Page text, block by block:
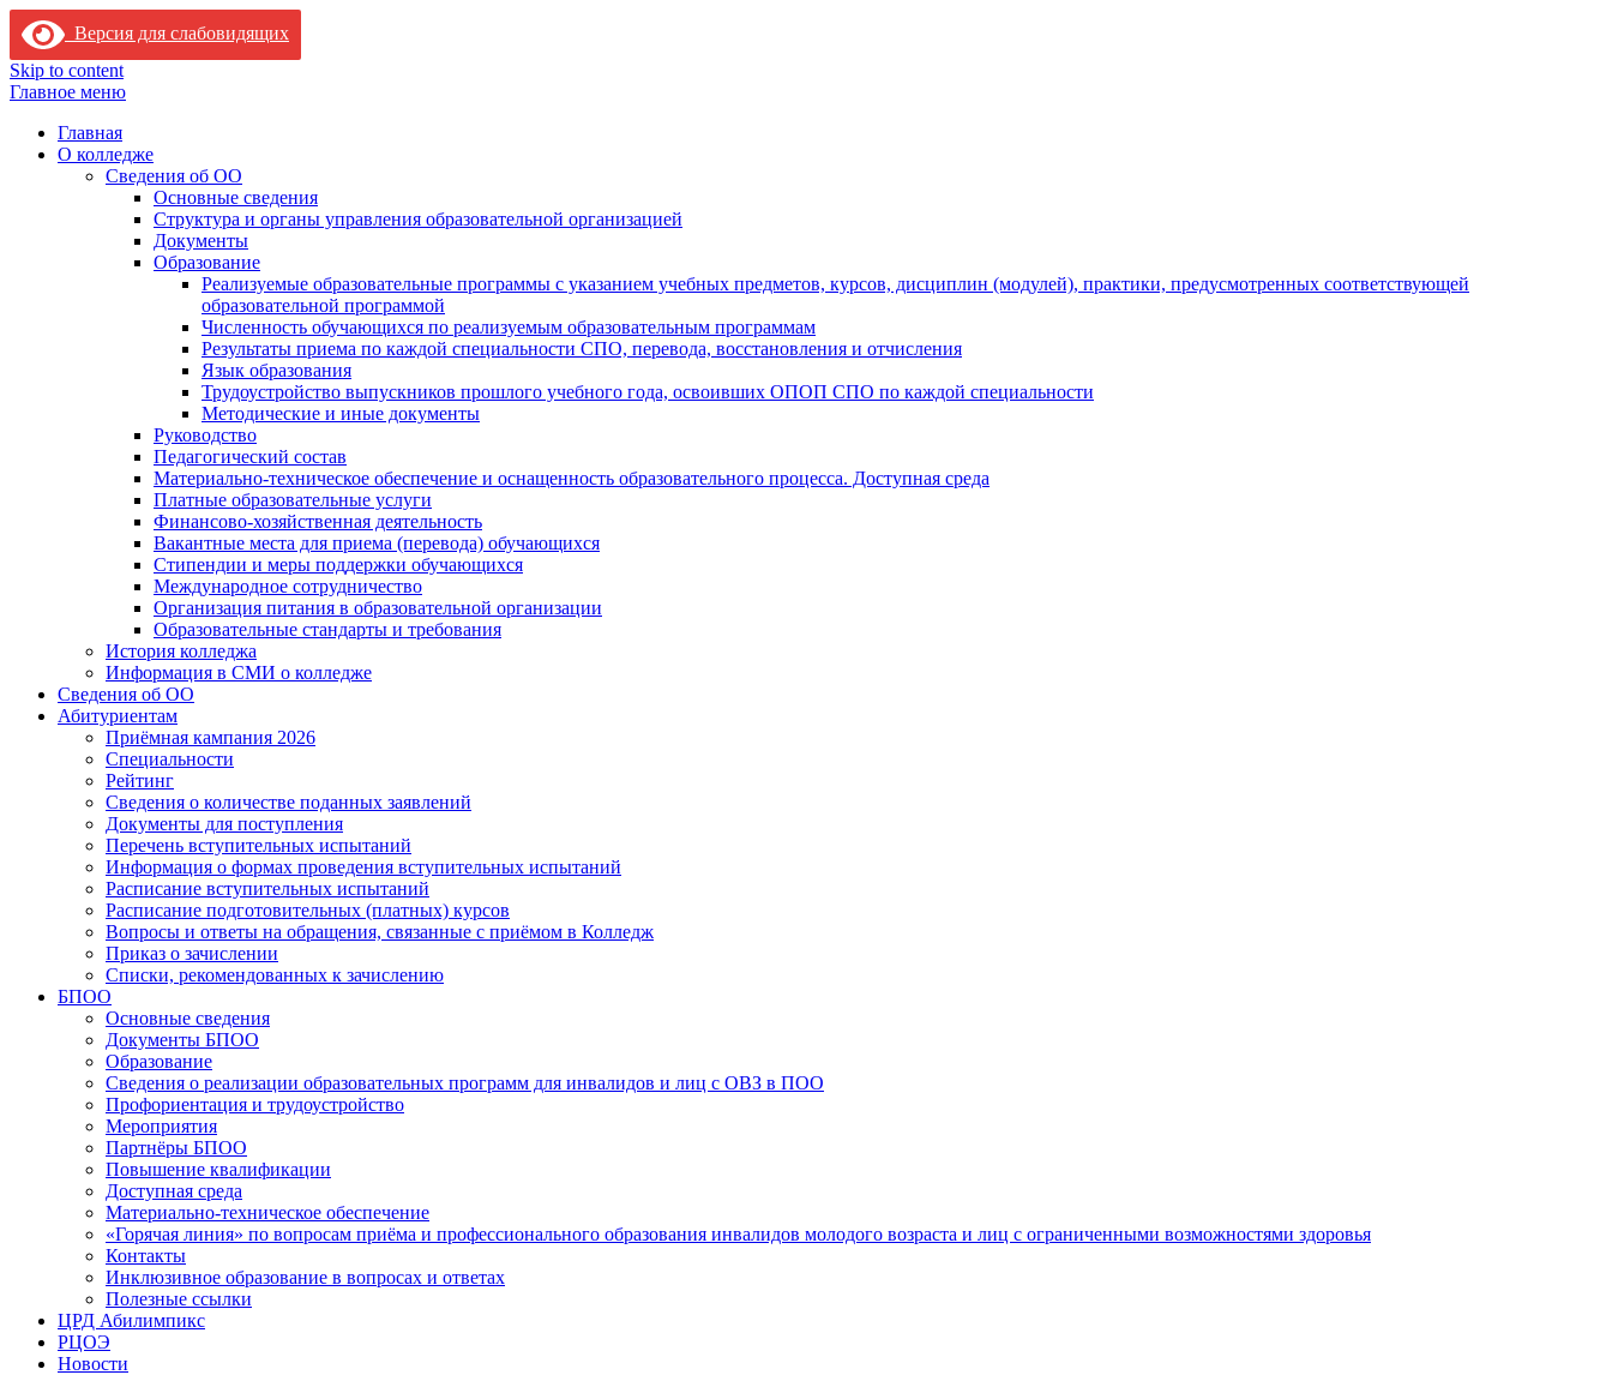
Версия для слабовидящих
Skip to content
Главное меню
Главная
О колледже
Сведения об ОО
Основные сведения
Структура и органы управления образовательной организацией
Документы
Образование
Реализуемые образовательные программы с указанием учебных предметов, курсов, дисциплин (модулей), практики, предусмотренных соответствующей
образовательной программой
Численность обучающихся по реализуемым образовательным программам
Результаты приема по каждой специальности СПО, перевода, восстановления и отчисления
Язык образования
Трудоустройство выпускников прошлого учебного года, освоивших ОПОП СПО по каждой специальности
Методические и иные документы
Руководство
Педагогический состав
Материально-техническое обеспечение и оснащенность образовательного процесса. Доступная среда
Платные образовательные услуги
Финансово-хозяйственная деятельность
Вакантные места для приема (перевода) обучающихся
Стипендии и меры поддержки обучающихся
Международное сотрудничество
Организация питания в образовательной организации
Образовательные стандарты и требования
История колледжа
Информация в СМИ о колледже
Сведения об ОО
Абитуриентам
Приёмная кампания 2026
Специальности
Рейтинг
Сведения о количестве поданных заявлений
Документы для поступления
Перечень вступительных испытаний
Информация о формах проведения вступительных испытаний
Расписание вступительных испытаний
Расписание подготовительных (платных) курсов
Вопросы и ответы на обращения, связанные с приёмом в Колледж
Приказ о зачислении
Списки, рекомендованных к зачислению
БПОО
Основные сведения
Документы БПОО
Образование
Сведения о реализации образовательных программ для инвалидов и лиц с ОВЗ в ПОО
Профориентация и трудоустройство
Мероприятия
Партнёры БПОО
Повышение квалификации
Доступная среда
Материально-техническое обеспечение
«Горячая линия» по вопросам приёма и профессионального образования инвалидов молодого возраста и лиц с ограниченными возможностями здоровья
Контакты
Инклюзивное образование в вопросах и ответах
Полезные ссылки
ЦРД Абилимпикс
РЦОЭ
Новости